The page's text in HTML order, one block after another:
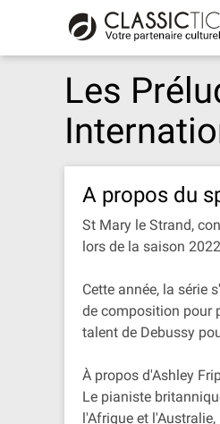
Les
A propos du
St Mary le Strand,
lors de la saison
Cette année, la série
de composition pour
talent de Debussy
À propos d'Ashley
Le pianiste
l'Afrique et